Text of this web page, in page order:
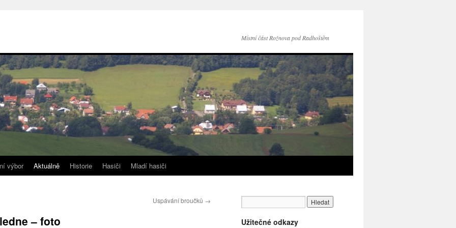
Místní část Rožnova pod Radhoštěm
výbor Aktuálně Historie Hasiči Mladí hasiči
Uspávání broučků →
– foto Užitečné odkazy